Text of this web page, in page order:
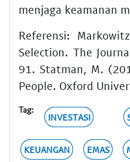
menjaga keamanan
Referensi:
Selection. The
91. Statman, M.
People. Oxford
Tag:
INVESTASI
KEUANGAN EMAS